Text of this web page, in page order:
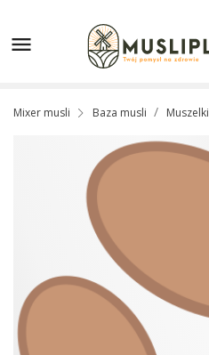

Mixer musli Baza musli